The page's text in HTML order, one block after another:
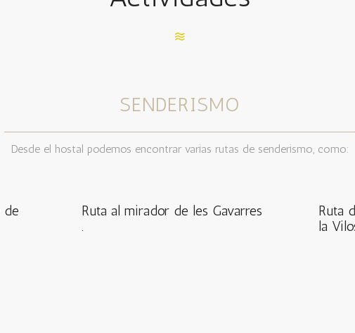
SENDERISMO
Desde el hostal podemos encontrar varias rutas de senderismo, como:
de
Ruta al mirador de les Gavarres
.
Ruta
la